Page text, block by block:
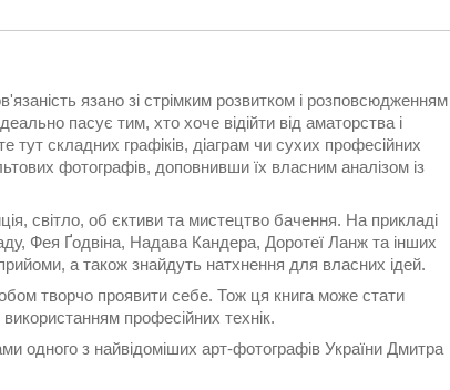
язано зі стрімким розвитком і розповсюдженням
пасує тим, хто хоче відійти від аматорства і
складних графіків, діаграм чи сухих професійних
фотографів, доповнивши їх власним аналізом із
світло, об єктиви та мистецтво бачення. На прикладі
Фея Ґодвіна, Надава Кандера, Доротеї Ланж та інших
а також знайдуть натхнення для власних ідей.
творчо проявити себе. Тож ця книга може стати
професійних технік.
одного з найвідоміших арт-фотографів України Дмитра